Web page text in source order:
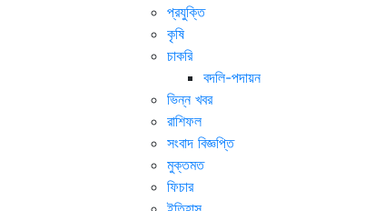
প্রযুক্তি
কৃষি
চাকরি
বদলি-পদায়ন
ভিন্ন খবর
রাশিফল
সংবাদ বিজ্ঞপ্তি
মুক্তমত
ফিচার